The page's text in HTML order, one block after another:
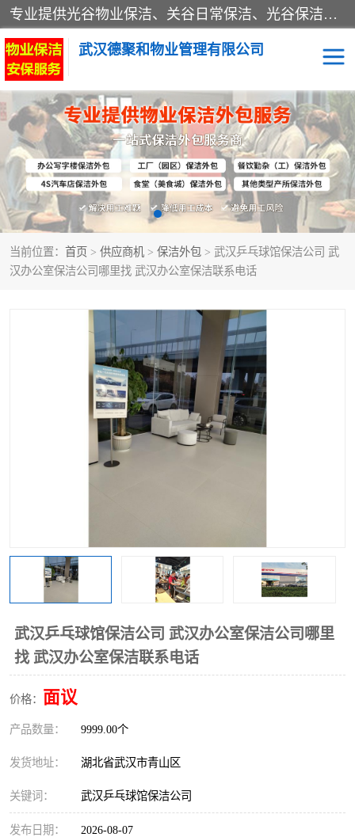
专业提供光谷物业保洁、关谷日常保洁、光谷保洁外包及武汉其他城区的单位日常保洁 武汉德聚和物业管理有限公司致力于打造中国专业物业保洁服务、日常保洁及其他保洁清洗外包服务。自公司成立以来提倡以先进的物业管理理念和模式经营，谋篇布局，以“至诚服务、精益求精、规范管理、锐意拓新”为质量方针，强化内部管理，为业主提供专业化、标准化和精细化的全方位物业服务，管理服务水平得到了广大业主和业内人士的一致好评。
武汉德聚和物业管理有限公司
当前位置： 首页 > 供应商机 > 保洁外包 > 武汉乒乓球馆保洁公司 武
汉办公室保洁公司哪里找 武汉办公室保洁联系电话
武汉乒乓球馆保洁公司 武汉办公室保洁公司哪里
找 武汉办公室保洁联系电话
价格： 面议
产品数量： 9999.00个
发货地址： 湖北省武汉市青山区
关键词： 武汉乒乓球馆保洁公司
发布日期： 2026-08-07
保洁外包